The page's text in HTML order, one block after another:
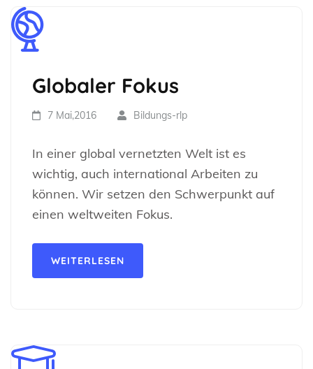
Globaler Fokus
7 Mai,2016 Bildungs-rlp
In einer global vernetzten Welt ist es
wichtig, auch international Arbeiten zu
können. Wir setzen den Schwerpunkt auf
einen weltweiten Fokus.
WEITERLESEN